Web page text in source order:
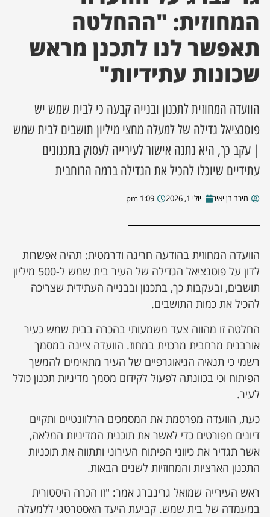
מסע מלחמה
השבוע
מקומית
עסקים
המחוזית: "ההחלטה
תאפשר לנו לתכנן מראש
שכונות עתידיות"
הוועדה המחוזית לתכנון ובנייה קבעה כי לבית שמש יש
פוטנציאל גדילה של למעלה מחצי מיליון תושבים לבית שמש
| עקב כך, היא נתנה אישור לעירייה לעסוק בתכנונים
עתידיים שיוכלו להכיל את הגדילה ברמה הרוחבית
מירב בן יאיר יולי 1, 2026 1:09 pm
הוועדה המחוזית בהודעה חריגה ודרמטית: תהיה אפשרות
לדון על פוטנציאל הגדילה של העיר בית שמש ל-500 מיליון
תושבים, ובעקבות כך, בתכנון ובבנייה העתידית שצריכה
להכיל את כמות התושבים.
החלטה זו מהווה צעד משמעותי בהכרה בבית שמש כעיר
אורבנית מרחבית מרכזית במחוז. הוועדה ציינה במסמך
רשמי כי תנאיה הגיאוגרפיים של העיר מתאימים להמשך
הפיתוח וכי בכוונתה לפעול לקידום מסמך מדיניות תכנון כולל
לעיר.
כעת, הוועדה מפרסמת את המסמכים הרלוונטיים ותקיים
דיונים מפורטים כדי לאשר את תוכנית המדיניות המלאה,
אשר תגדיר את כיווני הפיתוח העירוני ותתווה את תוכניות
התכנון הארציות והמחוזיות לשנים הבאות.
ראש העירייה שמואל גרינברג אמר: "זו הכרה היסטורית
במעמדה של בית שמש. קביעת היעד האסטרטגי ללמעלה